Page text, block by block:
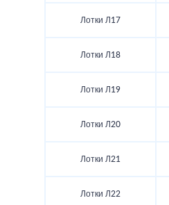
Лотки Л17
Лотки Л18
Лотки Л19
Лотки Л20
Лотки Л21
Лотки Л22